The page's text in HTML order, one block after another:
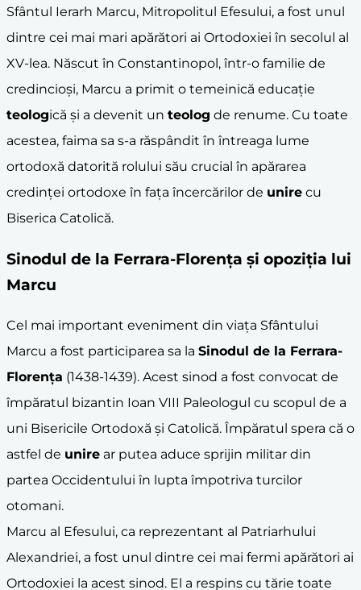
Sfântul Ierarh Marcu, Mitropolitul Efesului, a fost unul
dintre cei mai mari apărători ai Ortodoxiei în secolul al
XV-lea. Născut în Constantinopol, într-o familie de
credincioși, Marcu a primit o temeinică educație
teologică și a devenit un teolog de renume. Cu toate
acestea, faima sa s-a răspândit în întreaga lume
ortodoxă datorită rolului său crucial în apărarea
credinței ortodoxe în fața încercărilor de unire cu
Biserica Catolică.
Sinodul de la Ferrara-Florența și opoziția lui
Marcu
Cel mai important eveniment din viața Sfântului
Marcu a fost participarea sa la Sinodul de la Ferrara-
Florența (1438-1439). Acest sinod a fost convocat de
împăratul bizantin Ioan VIII Paleologul cu scopul de a
uni Bisericile Ortodoxă și Catolică. Împăratul spera că o
astfel de unire ar putea aduce sprijin militar din
partea Occidentului în lupta împotriva turcilor
otomani.
Marcu al Efesului, ca reprezentant al Patriarhului
Alexandriei, a fost unul dintre cei mai fermi apărători ai
Ortodoxiei la acest sinod. El a respins cu tărie toate